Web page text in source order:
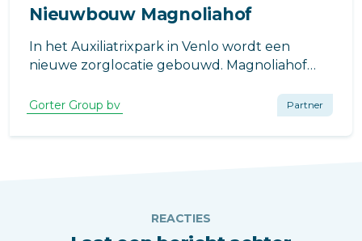
Nieuwbouw Magnoliahof
In het Auxiliatrixpark in Venlo wordt een
nieuwe zorglocatie gebouwd. Magnoliahof
zorglocatie De Beerendonck in Venlo.
Gorter Group bv Partner
REACTIES